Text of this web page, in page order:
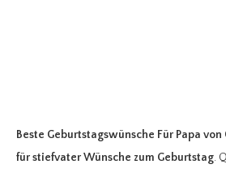
Beste Geburtstagswünsche Für Papa von
für stiefvater Wünsche zum Geburtstag.